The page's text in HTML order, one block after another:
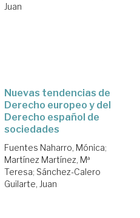
Juan
Nuevas tendencias de
Derecho europeo y del
Derecho español de
sociedades
Fuentes Naharro, Mónica;
Martínez Martínez, Mª
Teresa; Sánchez-Calero
Guilarte, Juan